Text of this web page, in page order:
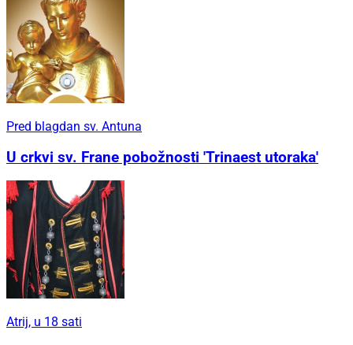
Pred blagdan sv. Antuna
U crkvi sv. Frane pobožnosti 'Trinaest utoraka'
Atrij, u 18 sati